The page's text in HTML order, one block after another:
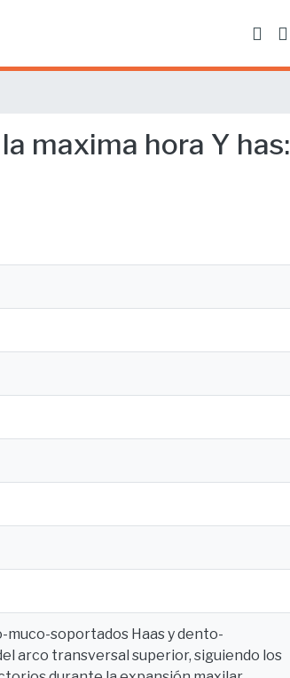
maxima hora Y has:
muco-soportados Haas y dento-
arco transversal superior, siguiendo los